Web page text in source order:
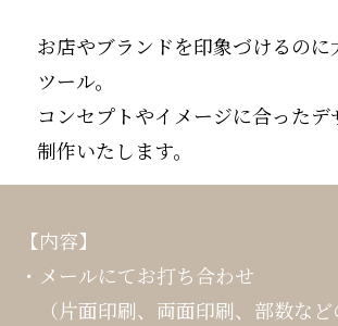
お店やブランドを印象づけるのに
ツール。
コンセプトやイメージに合ったデ
制作いたします。
【内容】
・メールにてお打ち合わせ
（片面印刷、両面印刷、部数など